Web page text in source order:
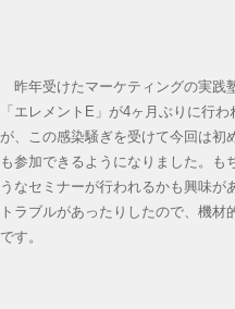
昨年受けたマーケティングの実践
「エレメントE」が4ヶ月ぶりに行
が、この感染騒ぎを受けて今回は初
も参加できるようになりました。も
うなセミナーが行われるかも興味
トラブルがあったりしたので、機
です。